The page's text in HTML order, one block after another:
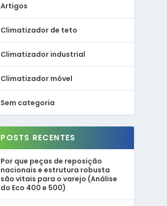
Artigos
Climatizador de teto
Climatizador industrial
Climatizador móvel
Sem categoria
POSTS RECENTES
Por que peças de reposição
nacionais e estrutura robusta
são vitais para o varejo (Análise
do Eco 400 e 500)